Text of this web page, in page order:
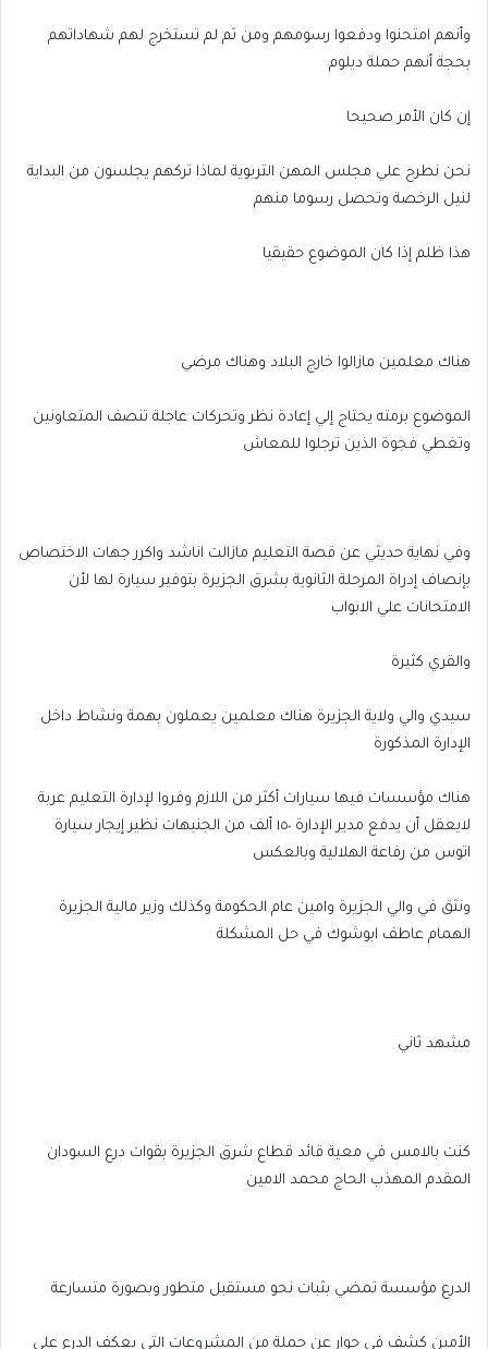
وأنهم امتحنوا ودفعوا رسومهم ومن ثم لم تستخرج لهم شهاداتهم
بحجة أنهم حملة ديلوم
إن كان الأمر صحيحا
نحن نطرح علي مجلس المهن التربوية لماذا تركهم يجلسون من البداية
لنيل الرخصة وتحصل رسوما منهم
هذا ظلم إذا كان الموضوع حقيقيا
هناك معلمين مازالوا خارج البلاد وهناك مرضي
الموضوع برمته يحتاج إلي إعادة نظر وتحركات عاجلة تنصف المتعاونين
وتغطي فجوة الذين ترجلوا للمعاش
وفي نهاية حديثي عن قصة التعليم مازالت اناشد واكرر جهات الاختصاص
بإنصاف إدراة المرحلة الثانوية بشرق الجزيرة بتوفير سيارة لها لأن
الامتحانات علي الابواب
والقري كثيرة
سيدي والي ولاية الجزيرة هناك معلمين يعملون بهمة ونشاط داخل
الإدارة المذكورة
هناك مؤسسات فيها سيارات أكثر من اللازم وفروا لإدارة التعليم عربة
لايعقل أن يدفع مدير الإدارة ١٥٠ ألف من الجنيهات نظير إيجار سيارة
اتوس من رفاعة الهلالية وبالعكس
ونثق في والي الجزيرة وامين عام الحكومة وكذلك وزير مالية الجزيرة
الهمام عاطف ابوشوك في حل المشكلة
مشهد ثاني
كنت بالامس في معية قائد قطاع شرق الجزيرة بقوات درع السودان
المقدم المهذب الحاج محمد الامين
الدرع مؤسسة تمضي بثبات نحو مستقبل متطور وبصورة متسارعة
الأمين كشف في حوار عن جملة من المشروعات التي يعكف الدرع علي